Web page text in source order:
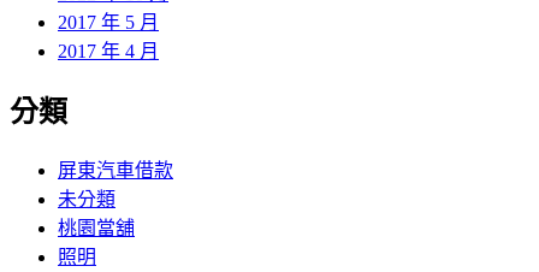
2017 年 5 月
2017 年 4 月
分類
屏東汽車借款
未分類
桃園當舖
照明